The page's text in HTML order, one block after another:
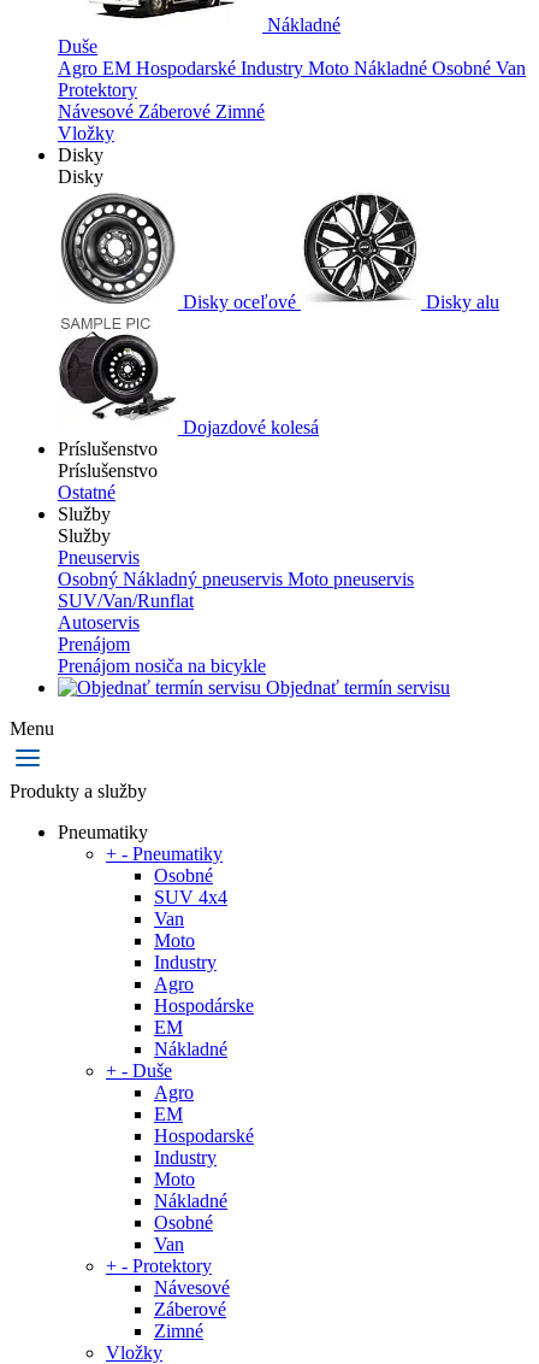
Nákladné
Duše
Agro EM Hospodarské Industry Moto Nákladné Osobné Van
Protektory
Návesové Záberové Zimné
Vložky
Disky
Disky
Disky oceľové Disky alu
Dojazdové kolesá
Príslušenstvo
Príslušenstvo
Ostatné
Služby
Služby
Pneuservis
Osobný Nákladný pneuservis Moto pneuservis
SUV/Van/Runflat
Autoservis
Prenájom
Prenájom nosiča na bicykle
Objednať termín servisu
Menu
Produkty a služby
Pneumatiky
+ - Pneumatiky
Osobné
SUV 4x4
Van
Moto
Industry
Agro
Hospodárske
EM
Nákladné
+ - Duše
Agro
EM
Hospodarské
Industry
Moto
Nákladné
Osobné
Van
+ - Protektory
Návesové
Záberové
Zimné
Vložky